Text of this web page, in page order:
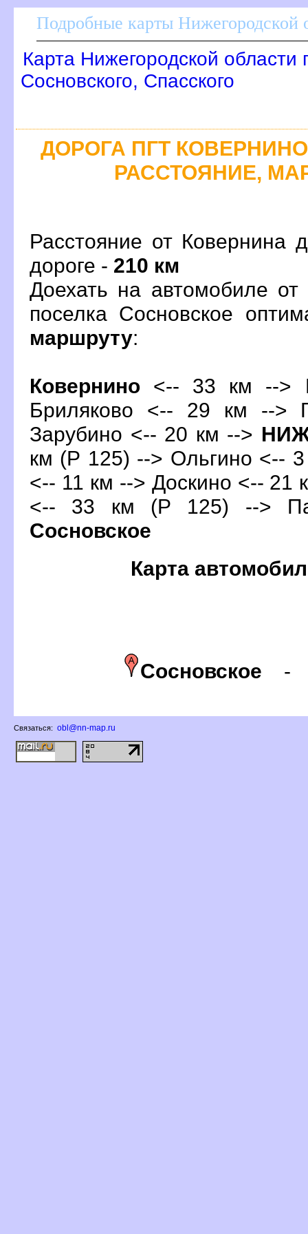
Подробные карты Нижегородской
Карта Нижегородской области
Сосновского, Спасского
ДОРОГА ПГТ
РАССТОЯНИЕ,
Расстояние от Ковернина
дороге - 210 км
Доехать на автомобиле
поселка Сосновское
маршруту:
Ковернино <-- 33 км -->
Бриляково <-- 29 км -->
Зарубино <-- 20 км -->
км (Р 125) --> Ольгино <--
<-- 11 км --> Доскино <-- 21
<-- 33 км (Р 125) -->
Сосновское
Карта
Сосновское
Связаться: obl@nn-map.ru